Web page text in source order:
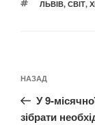
ПОЗНАЧКИ
ЛЬВІВ, СВІТ,
записів
Попередній
запис:
НАЗАД
У 9-
зібрати